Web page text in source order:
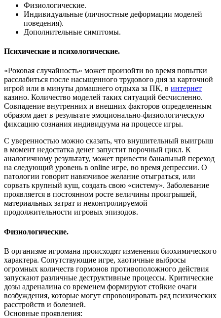
Физиологические.
Индивидуальные (личностные деформации моделей
поведения).
Дополнительные симптомы.
Психические и психологические.
«Роковая случайность» может произойти во время попытки
расслабиться после насыщенного трудового дня за карточной
игрой или в минуты домашнего отдыха за ПК, в интернет
казино. Количество моделей таких ситуаций бесчисленно.
Совпадение внутренних и внешних факторов определенным
образом дает в результате эмоционально-физиологическую
фиксацию сознания индивидуума на процессе игры.
С уверенностью можно сказать, что внушительный выигрыш
в момент недостатка денег запустит порочный цикл. К
аналогичному результату, может привести банальный переход
на следующий уровень в online игре, во время депрессии. О
патологии говорит навязчивое желание отыграться, или
сорвать крупный куш, создать свою «систему». Заболевание
проявляется в постоянном росте величины проигрышей,
материальных затрат и неконтролируемой
продолжительности игровых эпизодов.
Физиологические.
В организме игромана происходят изменения биохимического
характера. Сопутствующие игре, хаотичные выбросы
огромных количеств гормонов противоположного действия
запускают различные деструктивные процессы. Критические
дозы адреналина со временем формируют стойкие очаги
возбуждения, которые могут спровоцировать ряд психических
расстройств и болезней.
Основные проявления: